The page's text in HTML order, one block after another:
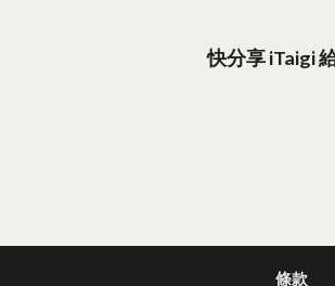
快分享 iTaigi
條款